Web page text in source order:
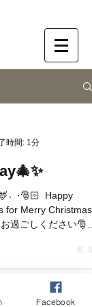
時間: 1分
Happy
Merry
過ごしください🎅🎄
Facebook